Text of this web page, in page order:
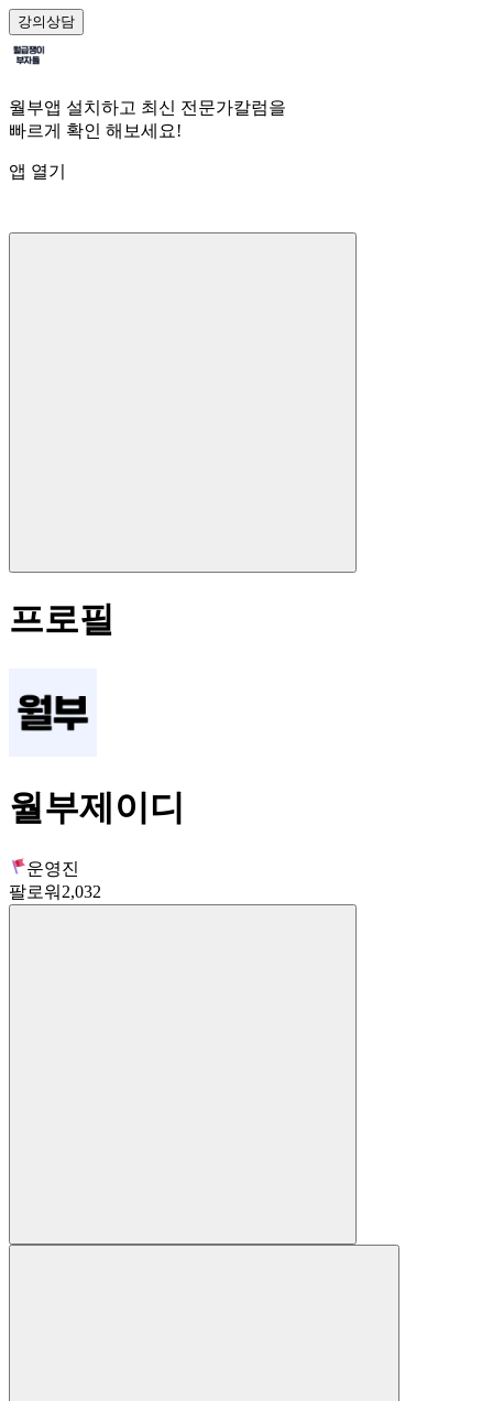
강의상담
월부앱 설치하고 최신 전문가칼럼을
빠르게 확인 해보세요!
앱 열기
프로필
월부제이디
운영진
팔로워 2,032